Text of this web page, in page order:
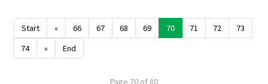
Start « 66 67 68 69 70 71 72
73
74
» End
Page 70 of 80